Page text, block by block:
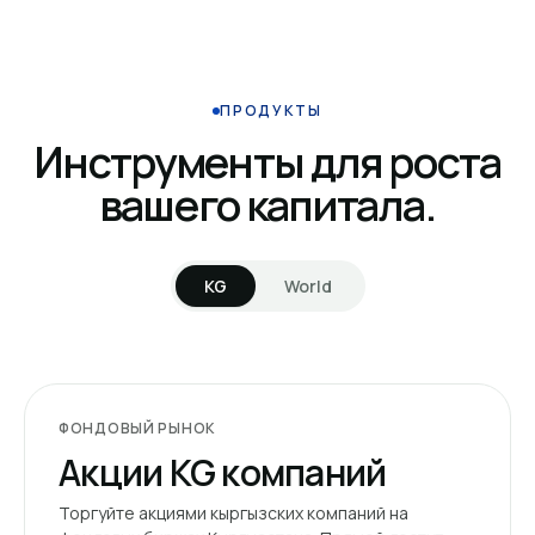
ПРОДУКТЫ
Инструменты для роста
вашего капитала.
KG World
ФОНДОВЫЙ РЫНОК
Акции KG компаний
Торгуйте акциями кыргызских компаний на